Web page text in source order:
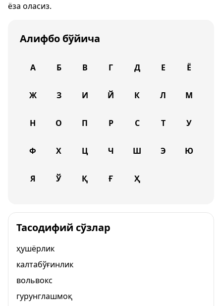
ёза оласиз.
Алифбо бўйича
А Б В Г Д Е Ё
Ж З И Й К Л М
Н О П Р С Т У
Ф Х Ц Ч Ш Э Ю
Я Ў Қ Ғ Ҳ
Тасодифий сўзлар
ҳушёрлик
калтабўғинлик
вольвокс
гурунглашмоқ